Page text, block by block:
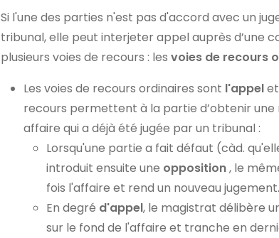
Si l'une des parties n'est pas d'accord avec un
tribunal, elle peut interjeter appel auprès d’une
plusieurs voies de recours : les voies de recours
Les voies de recours ordinaires sont l'appelet
recours permettent à la partie d’obtenir une
affaire qui a déjà été jugée par un tribunal :
Lorsqu'une partie a fait défaut (càd.
introduit ensuite une opposition, le
fois l'affaire et rend un nouveau jugement.
En degré d'appel, le magistrat délibère
sur le fond de l'affaire et tranche en